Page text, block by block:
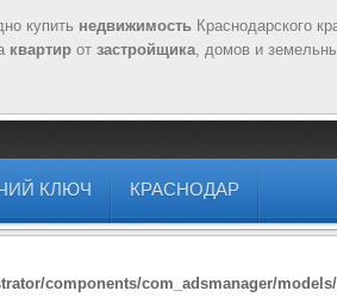
купить недвижимость Краснодарского
квартир от застройщика, домов и
КЛЮЧ КРАСНОДАР
components/com_adsmanager/